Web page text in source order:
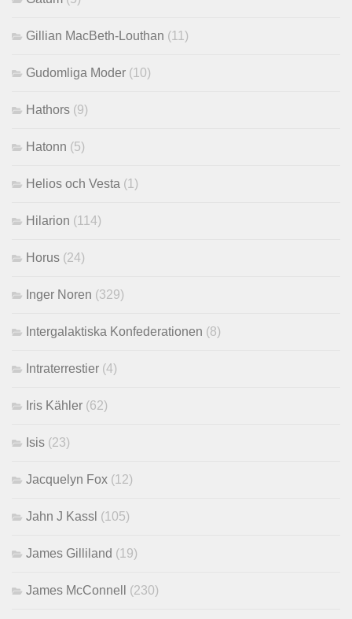
Gillian MacBeth-Louthan (11)
Gudomliga Moder (10)
Hathors (9)
Hatonn (5)
Helios och Vesta (1)
Hilarion (114)
Horus (24)
Inger Noren (329)
Intergalaktiska Konfederationen (8)
Intraterrestier (4)
Iris Kähler (62)
Isis (23)
Jacquelyn Fox (12)
Jahn J Kassl (105)
James Gilliland (19)
James McConnell (230)